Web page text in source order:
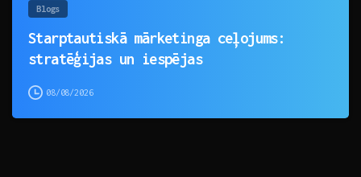
Blogs
Starptautiskā mārketinga ceļojums:
stratēģijas un iespējas
08/08/2026